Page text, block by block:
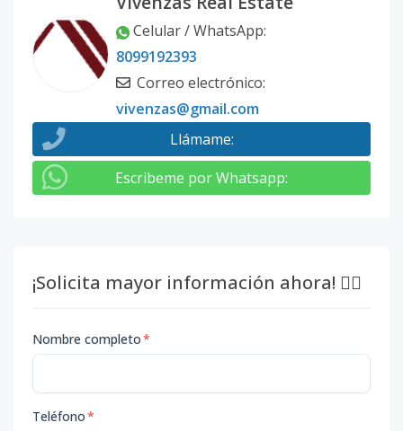
Celular / WhatsApp:
8099192393
Correo electrónico:
vivenzas@gmail.com
Llámame:
Escribeme por Whatsapp:
¡Solicita mayor información ahora! 👇🏽
Nombre completo*
Teléfono*